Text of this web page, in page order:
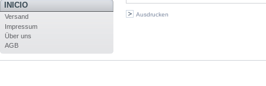
INICIO
Versand
Impressum
Über uns
AGB
Ausdrucken